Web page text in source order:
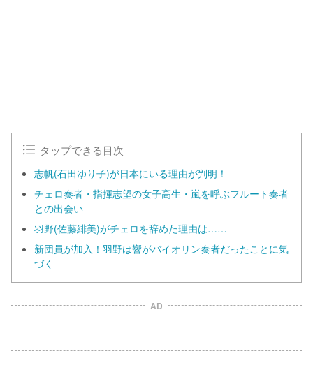
タップできる目次
志帆(石田ゆり子)が日本にいる理由が判明！
チェロ奏者・指揮志望の女子高生・嵐を呼ぶフルート奏者
との出会い
羽野(佐藤緋美)がチェロを辞めた理由は……
新団員が加入！羽野は響がバイオリン奏者だったことに気
づく
AD